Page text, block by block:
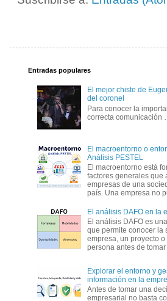
Entradas populares
El mejor chiste de
del coronel
Para conocer la
correcta
El macroentorno o
Análisis PESTEL
El macroentorno está
factores generales que
empresas de una
país. Una empresa no
El análisis DAFO en la
El análisis DAFO es
que permite conocer la
empresa, un proyecto
persona antes de
Explorar el entorno y
información en la
Antes de tomar una
empresarial no basta